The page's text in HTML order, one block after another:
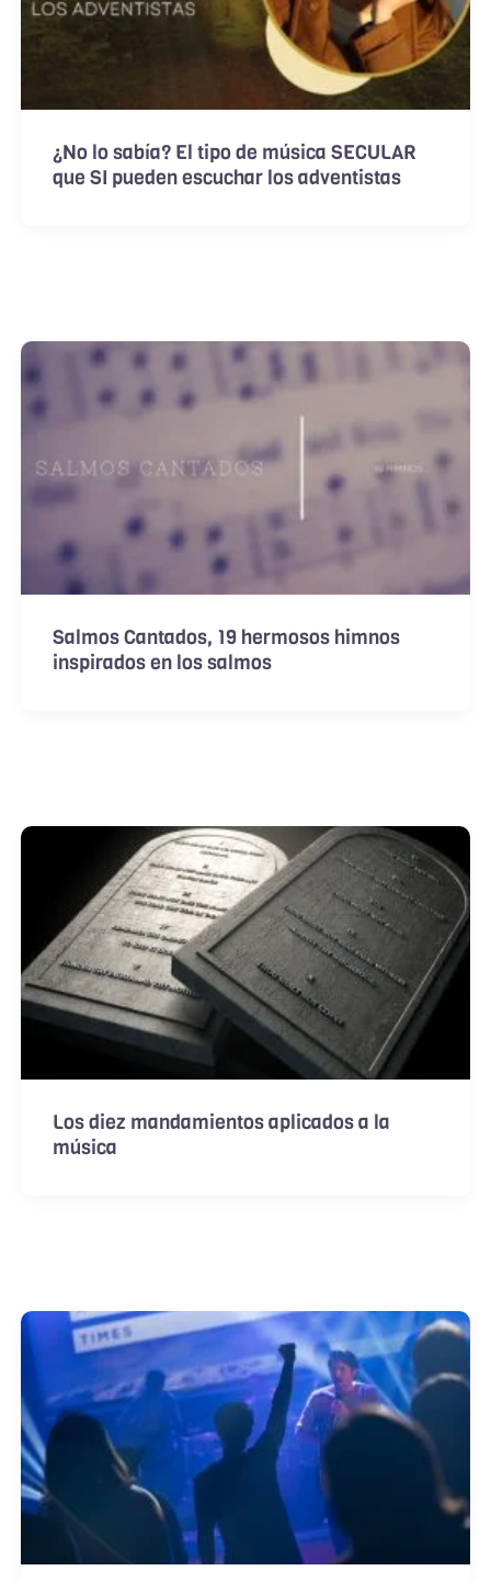
¿No lo sabía? El tipo de música SECULAR
que SI pueden escuchar los adventistas
Salmos Cantados, 19 hermosos himnos
inspirados en los salmos
Los diez mandamientos aplicados a la
música